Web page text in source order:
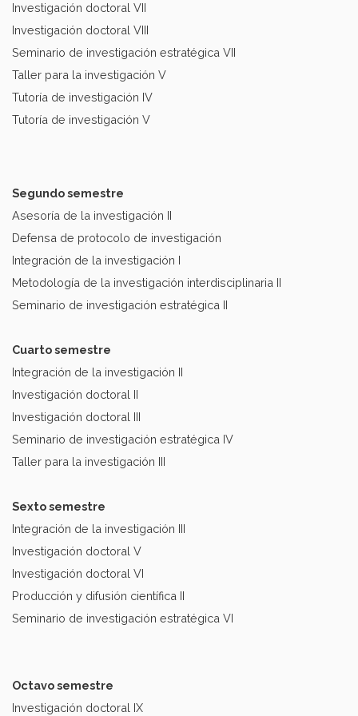
Investigación doctoral VII
Investigación doctoral VIII
Seminario de investigación estratégica VII
Taller para la investigación V
Tutoría de investigación IV
Tutoría de investigación V
Segundo semestre
Asesoría de la investigación II
Defensa de protocolo de investigación
Integración de la investigación I
Metodología de la investigación interdisciplinaria II
Seminario de investigación estratégica II
Cuarto semestre
Integración de la investigación II
Investigación doctoral II
Investigación doctoral III
Seminario de investigación estratégica IV
Taller para la investigación III
Sexto semestre
Integración de la investigación III
Investigación doctoral V
Investigación doctoral VI
Producción y difusión científica II
Seminario de investigación estratégica VI
Octavo semestre
Investigación doctoral IX